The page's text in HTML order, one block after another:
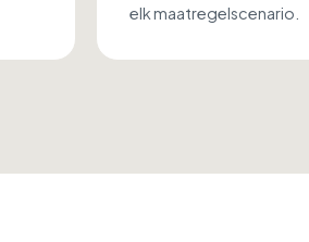
elk maatregelscenario.